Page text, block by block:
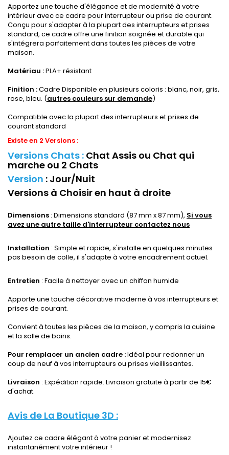
Apportez une touche d'élégance et de modernité à votre
intérieur avec ce cadre pour interrupteur ou prise de courant.
Conçu pour s'adapter à la plupart des interrupteurs et prises
standard, ce cadre offre une finition soignée et durable qui
s'intégrera parfaitement dans toutes les pièces de votre
maison.
Matériau :PLA+ résistant
Finition :Cadre Disponible en plusieurs coloris : blanc, noir, gris,
rose, bleu. (autres couleurs sur demande)
Compatible avec la plupart des interrupteurs et prises de
courant standard
Existe en 2 Versions :
Versions Chats : Chat Assis ou Chat qui
marche ou 2 Chats
Version : Jour/Nuit
Versions à Choisir en haut à droite
Dimensions : Dimensions standard (87 mm x 87 mm), Si vous
avez une autre taille d'interrupteur contactez nous
Installation : Simple et rapide, s'installe en quelques minutes
pas besoin de colle, il s'adapte à votre encadrement actuel.
Entretien : Facile à nettoyer avec un chiffon humide
Apporte une touche décorative moderne à vos interrupteurs et
prises de courant.
Convient à toutes les pièces de la maison, y compris la cuisine
et la salle de bains.
Pour remplacer un ancien cadre :Idéal pour redonner un
coup de neuf à vos interrupteurs ou prises vieillissantes.
Livraison : Expédition rapide. Livraison gratuite à partir de 15€
d'achat.
Avis de La Boutique 3D :
Ajoutez ce cadre élégant à votre panier et modernisez
instantanément votre intérieur !